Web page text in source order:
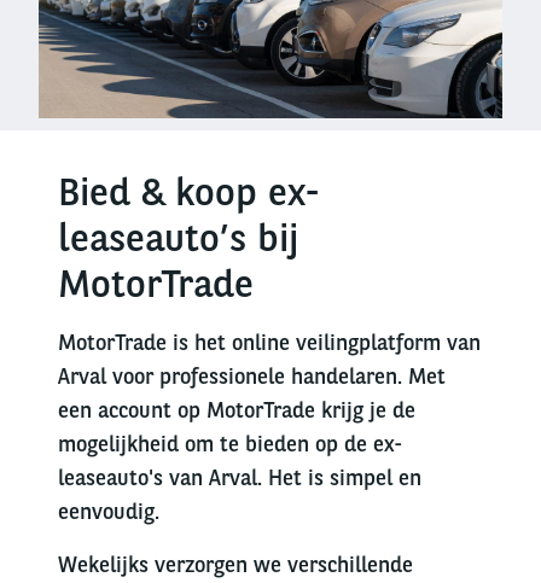
Bied & koop ex-
leaseauto’s bij
MotorTrade
MotorTrade is het online veilingplatform van
Arval voor professionele handelaren. Met
een account op MotorTrade krijg je de
mogelijkheid om te bieden op de ex-
leaseauto's van Arval. Het is simpel en
eenvoudig.
Wekelijks verzorgen we verschillende